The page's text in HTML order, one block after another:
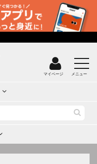
マイページ メニュー